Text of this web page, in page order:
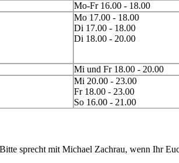
Mo-Fr 16.00 - 18.00
Mo 17.00 - 18.00
Di 17.00 - 18.00
Di 18.00 - 20.00
Mi und Fr 18.00 - 20.00
Mi 20.00 - 23.00
Fr 18.00 - 23.00
So 16.00 - 21.00
sprecht mit Michael Zachrau, wenn Ihr